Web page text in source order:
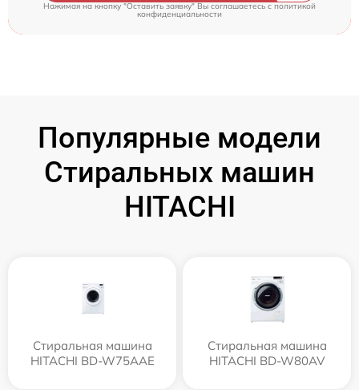
Нажимая на кнопку "Оставить заявку" Вы соглашаетесь cполитикой
конфиденциальности
Популярные модели
Стиральных машин
HITACHI
Стиральная машина
HITACHI BD-W75AAE
Стиральная машина
HITACHI BD-W80AV